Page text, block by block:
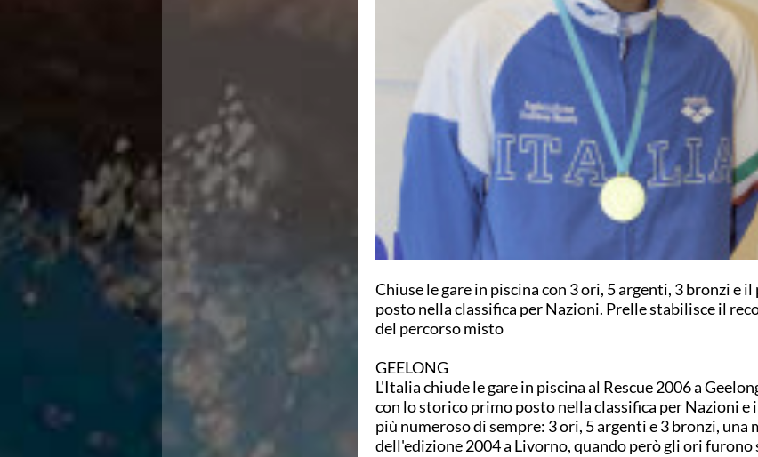
Finali Giovanili
Trofei delle Regioni
CoMeN Cup
News
Flash News
Waterpolo Channel
Tuffi
Eventi
Norme e documenti
Risultati e Classifiche
Azzurri
News
Flash News
Artistico
Eventi
Risultati e Classifiche
Azzurri
Chiuse le gare in piscina con 3 ori, 5 argenti, 3 bronzi e
posto nella classifica per Nazioni. Prelle stabilisce il
del percorso misto
GEELONG
L'Italia chiude le gare in piscina al Rescue 2006 a
con lo storico primo posto nella classifica per Nazioni e
più numeroso di sempre: 3 ori, 5 argenti e 3 bronzi, una
dell'edizione 2004 a Livorno, quando però gli ori furono